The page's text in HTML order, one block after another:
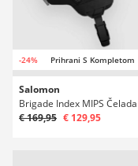
-24% Prihrani S Kompletom
Salomon
Brigade Index MIPS Čelada
€ 169,95 € 129,95